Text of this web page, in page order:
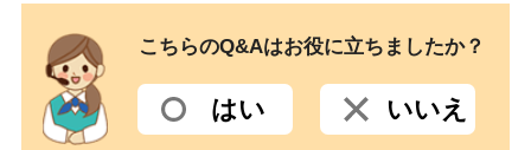
こちらのQ&Aはお役に立ちましたか？
はい いいえ